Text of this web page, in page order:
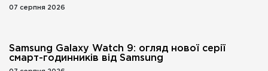
07 серпня 2026
Samsung Galaxy Watch 9: огляд нової серії
смарт-годинників від Samsung